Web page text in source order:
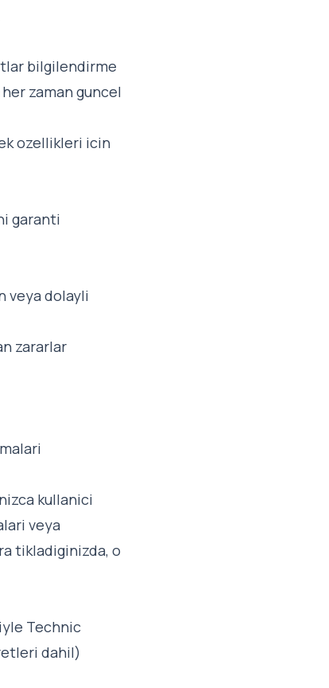
bilgilendirme
zaman guncel
ozellikleri icin
garanti
veya dolayli
zararlar
kullanici
veya
tikladiginizda, o
Technic
dahil)